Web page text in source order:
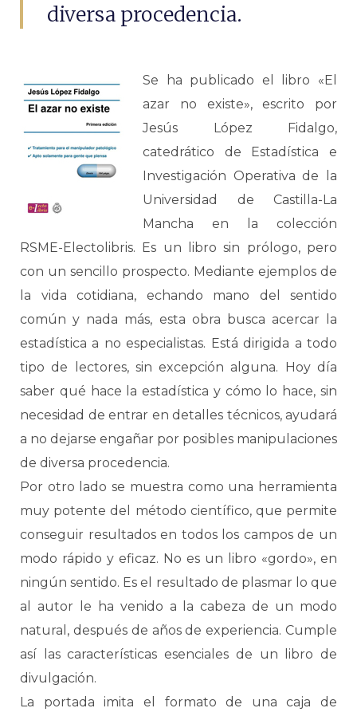
diversa procedencia.
Se ha publicado el libro «El
azar no existe», escrito por
Jesús López Fidalgo,
catedrático de Estadística e
Investigación Operativa de la
Universidad de Castilla-La
Mancha en la colección
RSME-Electolibris. Es un libro sin prólogo, pero
con un sencillo prospecto. Mediante ejemplos de
la vida cotidiana, echando mano del sentido
común y nada más, esta obra busca acercar la
estadística a no especialistas. Está dirigida a todo
tipo de lectores, sin excepción alguna. Hoy día
saber qué hace la estadística y cómo lo hace, sin
necesidad de entrar en detalles técnicos, ayudará
a no dejarse engañar por posibles manipulaciones
de diversa procedencia.
Por otro lado se muestra como una herramienta
muy potente del método científico, que permite
conseguir resultados en todos los campos de un
modo rápido y eficaz. No es un libro «gordo», en
ningún sentido. Es el resultado de plasmar lo que
al autor le ha venido a la cabeza de un modo
natural, después de años de experiencia. Cumple
así las características esenciales de un libro de
divulgación.
La portada imita el formato de una caja de